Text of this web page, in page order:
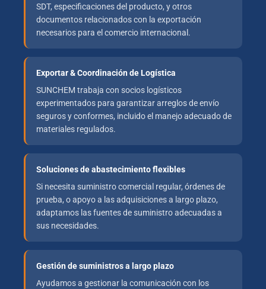
SDT, especificaciones del producto, y otros
documentos relacionados con la exportación
necesarios para el comercio internacional.
Exportar & Coordinación de Logística
SUNCHEM trabaja con socios logísticos
experimentados para garantizar arreglos de envío
seguros y conformes, incluido el manejo adecuado de
materiales regulados.
Soluciones de abastecimiento flexibles
Si necesita suministro comercial regular, órdenes de
prueba, o apoyo a las adquisiciones a largo plazo,
adaptamos las fuentes de suministro adecuadas a
sus necesidades.
Gestión de suministros a largo plazo
Ayudamos a gestionar la comunicación con los